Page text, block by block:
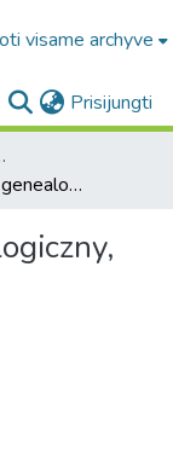
visame archyve
Prisijungti
Atlas historyczny, genealogiczny, chronologiczny